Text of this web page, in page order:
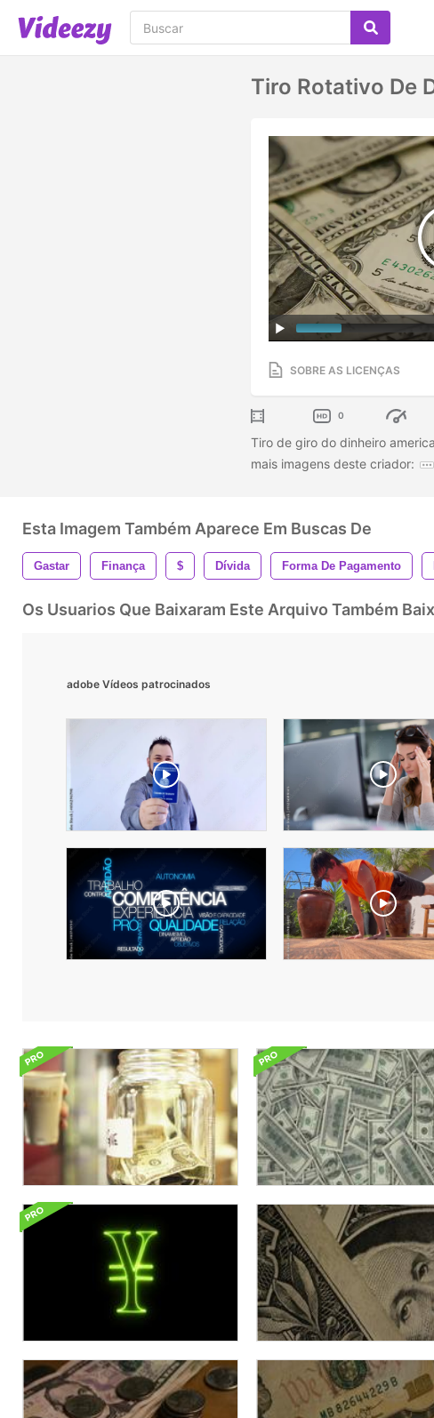
Tiro Rotativo De
SOBRE AS LICENÇAS
0
Tiro de giro do dinheiro
mais imagens deste criador:
Esta Imagem Também Aparece Em Buscas De
Gastar Finança $ Dívida Forma De Pagamento
Os Usuarios Que Baixaram Este Arquivo Também
adobe Vídeos patrocinados